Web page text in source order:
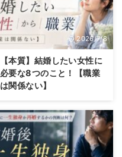
2026/7/8
【本質】結婚したい女性に
必要な8つのこと！【職業
は関係ない】